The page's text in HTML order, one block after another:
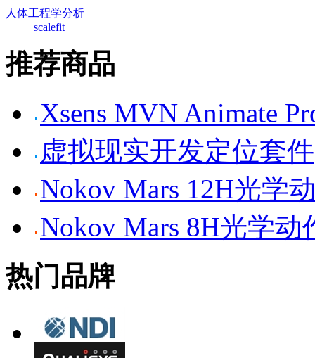
人体工程学分析
scalefit
推荐商品
Xsens MVN Animate
虚拟现实开发定位套件
Nokov Mars 12H光学
Nokov Mars 8H光学动
热门品牌